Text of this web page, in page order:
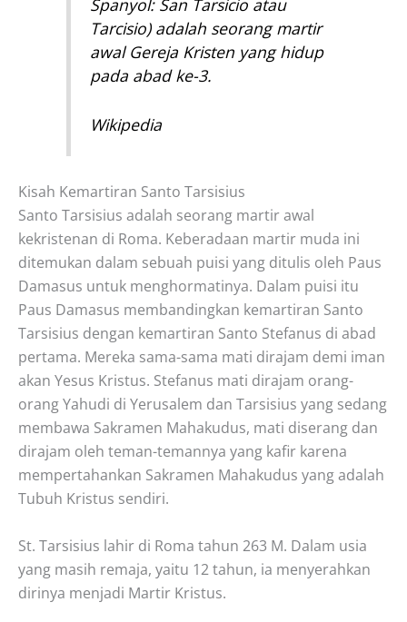
Spanyol: San Tarsicio atau
Tarcisio) adalah seorang martir
awal Gereja Kristen yang hidup
pada abad ke-3.
Wikipedia
Kisah Kemartiran Santo Tarsisius
Santo Tarsisius adalah seorang martir awal
kekristenan di Roma. Keberadaan martir muda ini
ditemukan dalam sebuah puisi yang ditulis oleh Paus
Damasus untuk menghormatinya. Dalam puisi itu
Paus Damasus membandingkan kemartiran Santo
Tarsisius dengan kemartiran Santo Stefanus di abad
pertama. Mereka sama-sama mati dirajam demi iman
akan Yesus Kristus. Stefanus mati dirajam orang-
orang Yahudi di Yerusalem dan Tarsisius yang sedang
membawa Sakramen Mahakudus, mati diserang dan
dirajam oleh teman-temannya yang kafir karena
mempertahankan Sakramen Mahakudus yang adalah
Tubuh Kristus sendiri.
St. Tarsisius lahir di Roma tahun 263 M. Dalam usia
yang masih remaja, yaitu 12 tahun, ia menyerahkan
dirinya menjadi Martir Kristus.